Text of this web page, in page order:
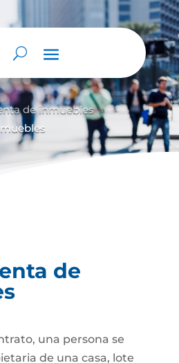
de inmuebles 9
de
una persona se
de una casa, lote